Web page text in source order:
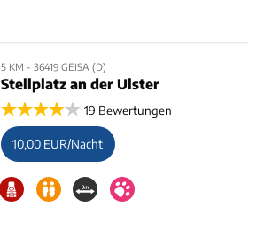
5 KM - 36419 GEISA (D)
Stellplatz an der Ulster
19 Bewertungen
10,00 EUR/Nacht